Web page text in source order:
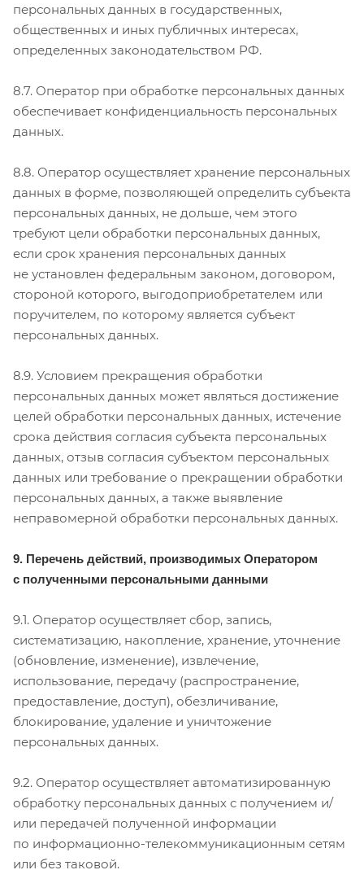
персональных данных в государственных,
общественных и иных публичных интересах,
определенных законодательством РФ.
8.7. Оператор при обработке персональных данных
обеспечивает конфиденциальность персональных
данных.
8.8. Оператор осуществляет хранение персональных
данных в форме, позволяющей определить субъекта
персональных данных, не дольше, чем этого
требуют цели обработки персональных данных,
если срок хранения персональных данных
не установлен федеральным законом, договором,
стороной которого, выгодоприобретателем или
поручителем, по которому является субъект
персональных данных.
8.9. Условием прекращения обработки
персональных данных может являться достижение
целей обработки персональных данных, истечение
срока действия согласия субъекта персональных
данных, отзыв согласия субъектом персональных
данных или требование о прекращении обработки
персональных данных, а также выявление
неправомерной обработки персональных данных.
9. Перечень действий, производимых Оператором
с полученными персональными данными
9.1. Оператор осуществляет сбор, запись,
систематизацию, накопление, хранение, уточнение
(обновление, изменение), извлечение,
использование, передачу (распространение,
предоставление, доступ), обезличивание,
блокирование, удаление и уничтожение
персональных данных.
9.2. Оператор осуществляет автоматизированную
обработку персональных данных с получением и/
или передачей полученной информации
по информационно-телекоммуникационным сетям
или без таковой.